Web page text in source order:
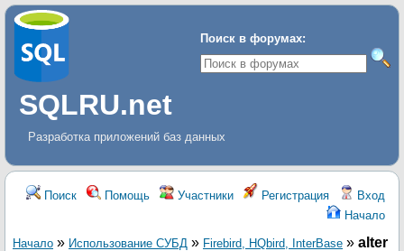
Поиск в форумах:
SQLRU.net
Разработка приложений баз данных
Поиск Помощь Участники Регистрация
Вход
Начало
Начало » Использование СУБД » Firebird, HQbird, InterBase » alter